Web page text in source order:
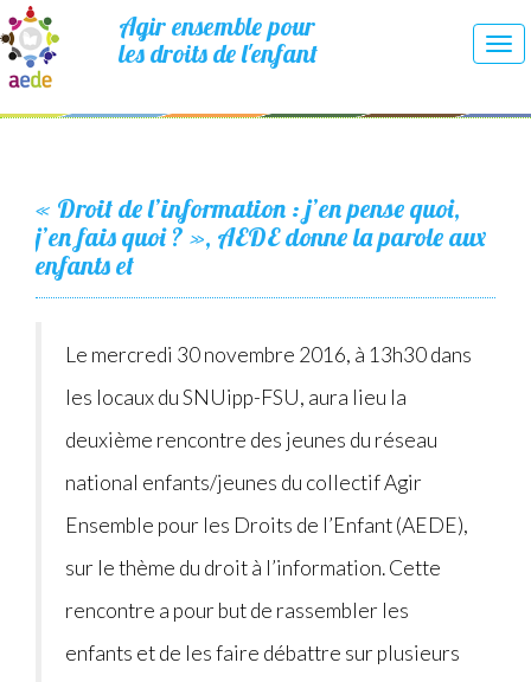
Agir ensemble pour
les droits de l'enfant
« Droit de l’information : j’en pense quoi,
j’en fais quoi ? », AEDE donne la parole aux
enfants et
Le mercredi 30 novembre 2016, à 13h30 dans
les locaux du SNUipp-FSU, aura lieu la
deuxième rencontre des jeunes du réseau
national enfants/jeunes du collectif Agir
Ensemble pour les Droits de l’Enfant (AEDE),
sur le thème du droit à l’information. Cette
rencontre a pour but de rassembler les
enfants et de les faire débattre sur plusieurs